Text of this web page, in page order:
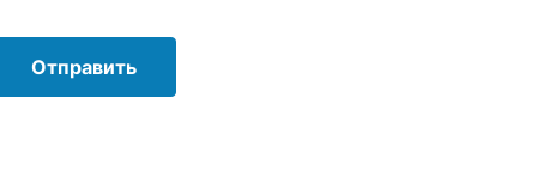
+7 (904) 945-52-55